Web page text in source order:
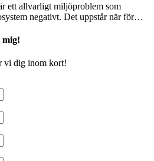
ett allvarligt miljöproblem som
negativt. Det uppstår när för…
mig!
vi dig inom kort!